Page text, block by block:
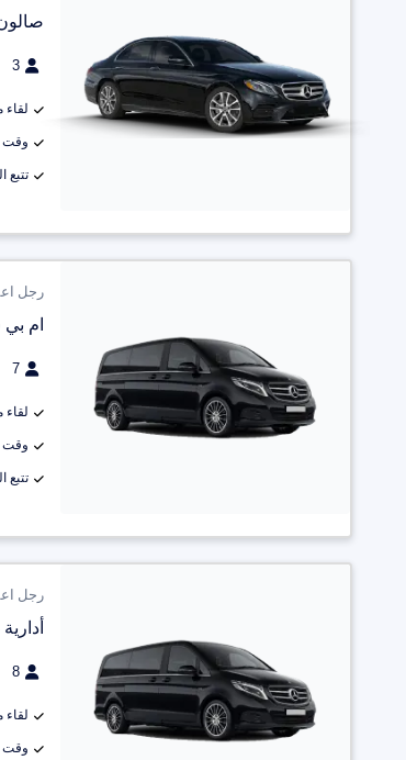
3
لقاء
وقت
تتبع
رجل
ام بي
7
لقاء
وقت
تتبع
رجل
أدارية 8 مقاعد
8
لقاء
وقت